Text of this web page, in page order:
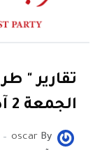
تقارير "
الجمعة 2 آذار 2018
By
oscar